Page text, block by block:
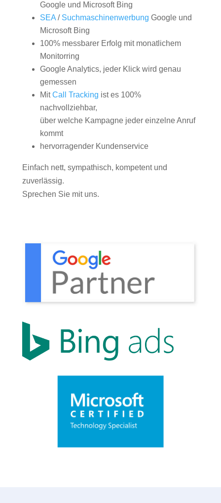
Google und Microsoft Bing
SEA/ Suchmaschinenwerbung Google und
Microsoft Bing
100% messbarer Erfolg mit monatlichem
Monitorring
Google Analytics, jeder Klick wird genau
gemessen
MitCall Tracking ist es 100%
nachvollziehbar,
über welche Kampagne jeder einzelne Anruf
kommt
hervorragender Kundenservice
Einfach nett, sympathisch, kompetent und
zuverlässig.
Sprechen Sie mit uns.